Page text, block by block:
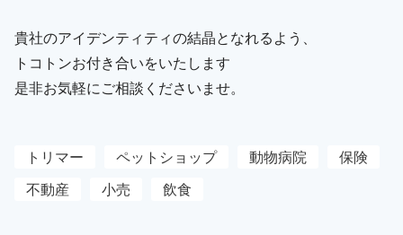
貴社のアイデンティティの結晶となれるよう、
トコトンお付き合いをいたします
是非お気軽にご相談くださいませ。
トリマー ペットショップ 動物病院
保険
不動産
小売 飲食